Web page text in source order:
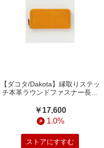
【ダコタ/Dakota】縁取りステッ
チ本革ラウンドファスナー長財
￥17,600
1.0%
ストアにすすむ